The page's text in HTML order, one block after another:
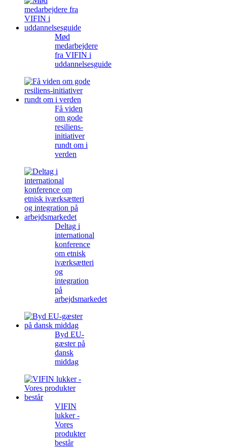
Mød
medarbejdere
fra VIFIN i
uddannelsesguide
Få viden
om gode
resiliens-
initiativer
rundt om i
verden
Deltag i
international
konference
om etnisk
iværksætteri
og
integration
på
arbejdsmarkedet
Byd EU-
gæster på
dansk
middag
VIFIN
lukker -
Vores
produkter
består